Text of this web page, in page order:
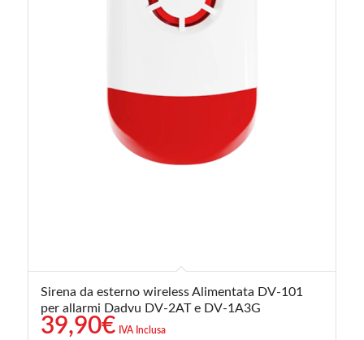
Sirena da esterno wireless Alimentata DV-101
per allarmi Dadvu DV-2AT e DV-1A3G
39,90€ IVA Inclusa